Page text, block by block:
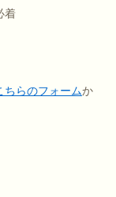
着
ちらのフォームか